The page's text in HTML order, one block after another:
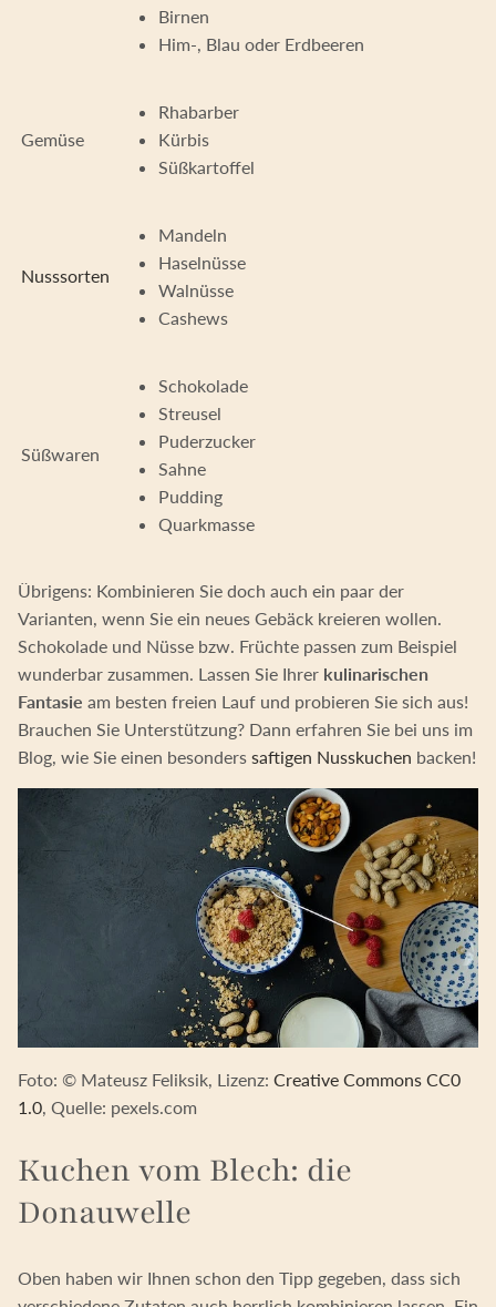
Birnen
Him-, Blau oder Erdbeeren
Gemüse
Rhabarber
Kürbis
Süßkartoffel
Nusssorten
Mandeln
Haselnüsse
Walnüsse
Cashews
Süßwaren
Schokolade
Streusel
Puderzucker
Sahne
Pudding
Quarkmasse
Übrigens: Kombinieren Sie doch auch ein paar der
Varianten, wenn Sie ein neues Gebäck kreieren wollen.
Schokolade und Nüsse bzw. Früchte passen zum Beispiel
wunderbar zusammen. Lassen Sie Ihrer kulinarischen
Fantasie am besten freien Lauf und probieren Sie sich aus!
Brauchen Sie Unterstützung? Dann erfahren Sie bei uns im
Blog, wie Sie einen besonders saftigen Nusskuchen backen!
Foto: © Mateusz Feliksik, Lizenz: Creative Commons CC0
1.0 , Quelle: pexels.com
Kuchen vom Blech: die
Donauwelle
Oben haben wir Ihnen schon den Tipp gegeben, dass sich